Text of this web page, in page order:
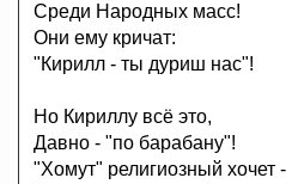
Среди Народных масс!
Они ему кричат:
"Кирилл - ты дуриш нас"!
Но Кириллу всё это,
Давно - "по барабану"!
"Хомут" религиозный хочет -